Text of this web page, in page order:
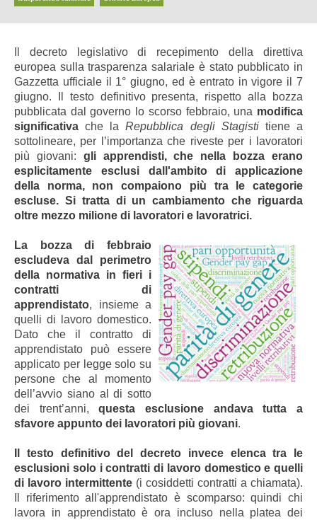
Il decreto legislativo di recepimento della direttiva
europea sulla trasparenza salariale è stato pubblicato in
Gazzetta ufficiale il 1° giugno, ed è entrato in vigore il 7
giugno. Il testo definitivo presenta, rispetto alla bozza
pubblicata dal governo lo scorso febbraio, una modifica
significativa che laRepubblica degli Stagistitiene a
sottolineare, per l’importanza che riveste per i lavoratori
più giovani: gli apprendisti, che nella bozza erano
esplicitamente esclusi dall'ambito di applicazione
della norma, non compaiono più tra le categorie
escluse. Si tratta di un cambiamento che riguarda
oltre mezzo milione di lavoratori e lavoratrici.
La bozza di febbraio
escludeva dal perimetro
della normativa in fieri i
contratti di
apprendistato, insieme a
quelli di lavoro domestico.
Dato che il contratto di
apprendistato può essere
applicato per legge solo su
persone che al momento
dell’avvio siano al di sotto
dei trent’anni,questa esclusione andava tutta a
sfavore appunto dei lavoratori più giovani.
Il testo definitivo del decreto invece elenca tra le
esclusioni solo i contratti di lavoro domestico e quelli
di lavoro intermittente (i cosiddetti contratti a chiamata).
Il riferimento all'apprendistato è scomparso: quindi chi
lavora in apprendistato è ora incluso nella platea dei